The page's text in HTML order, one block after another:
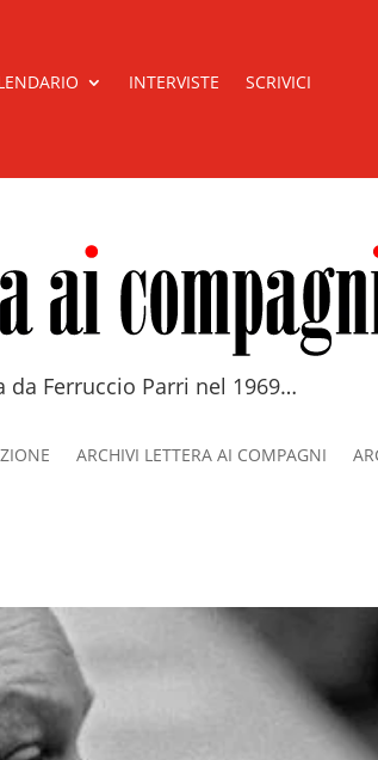
INTERVISTE SCRIVICI
da Ferruccio Parri nel 1969…
ARCHIVI LETTERA AI COMPAGNI